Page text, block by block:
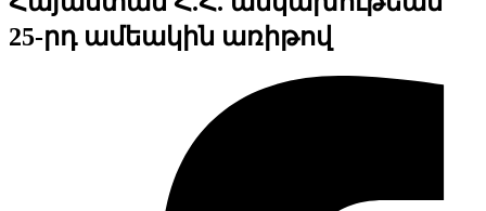
25-րդ ամեակին առիթով